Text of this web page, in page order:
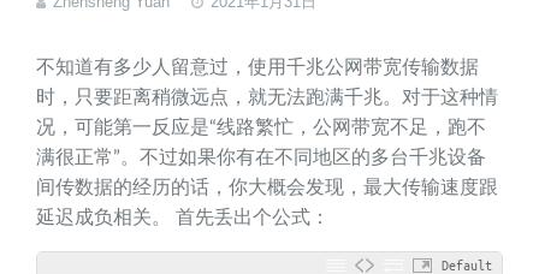
不知道有多少人留意过，使用千兆公网带宽传输数据
时，只要距离稍微远点，就无法跑满千兆。对于这种情
况，可能第一反应是“线路繁忙，公网带宽不足，跑不
满很正常”。不过如果你有在不同地区的多台千兆设备
间传数据的经历的话，你大概会发现，最大传输速度跟
延迟成负相关。 首先丢出个公式：
Default